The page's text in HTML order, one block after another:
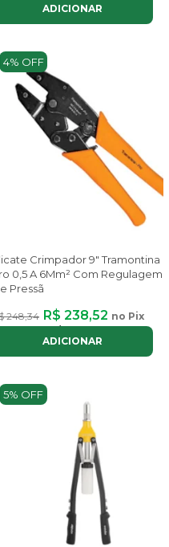
ADICIONAR
4% OFF
Crimpador 9" Tramontina
0,5 A 6Mm² Com Regulagem
Pressã
248,34 R$ 238,52 no Pix
até2xdeR$ 134,23com juros
ADICIONAR
5% OFF